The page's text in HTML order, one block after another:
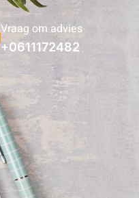
Vraag om advies
+0611172482